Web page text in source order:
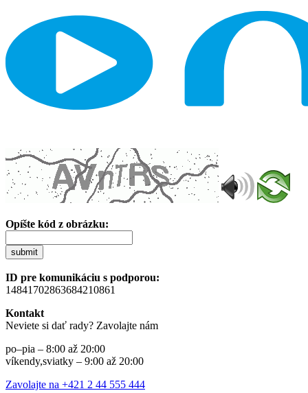
Opíšte kód z obrázku:
submit
ID pre komunikáciu s podporou:
14841702863684210861
Kontakt
Neviete si dať rady? Zavolajte nám
po–pia – 8:00 až 20:00
víkendy,sviatky – 9:00 až 20:00
Zavolajte na +421 2 44 555 444